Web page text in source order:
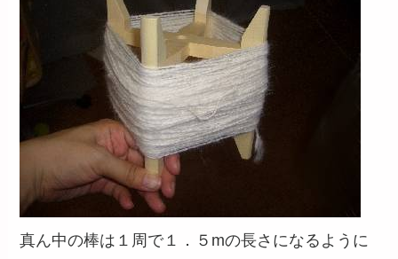
真ん中の棒は１周で１．５mの長さになるように